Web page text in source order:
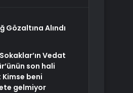
Alındı
Vedat
son hali
Kimse beni
gelmiyor